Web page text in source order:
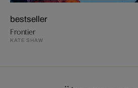
bestseller
Frontier
KATE SHAW